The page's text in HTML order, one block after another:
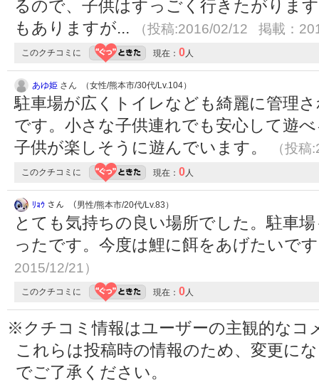
るので、子供はすっごく行きたがりま
もありますが...
（投稿:2016/02/12 掲載：
このクチコミに 現在： 0 人
あゆ姫 さん （女性/熊本市/30代/Lv.104）
駐車場が広くトイレなども綺麗に管理
です。小さな子供連れでも安心して遊
子供が楽しそうに遊んでいます。
（投
このクチコミに 現在： 0 人
ﾘｮｳ さん （男性/熊本市/20代/Lv.83）
とても気持ちの良い場所でした。駐車
ったです。今度は鯉に餌をあげたいで
2015/12/21）
このクチコミに 現在： 0 人
※クチコミ情報はユーザーの主観的なコ
これらは投稿時の情報のため、変更に
でご了承ください。